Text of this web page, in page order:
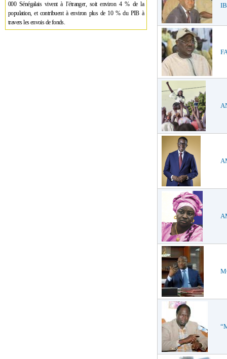
000 Sénégalais vivent à l’étranger, soit environ 4 % de la
population, et contribuent à environ plus de 10 % du PIB à
travers les envois de fonds.